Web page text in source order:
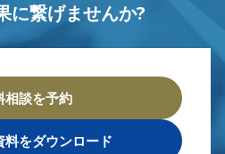
に繋げませんか?
相談を予約
料をダウンロード